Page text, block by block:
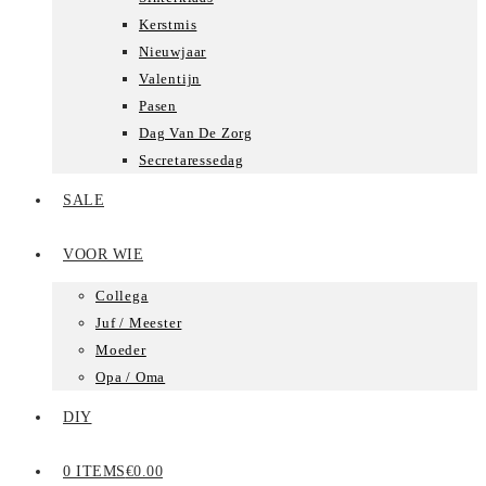
Kerstmis
Nieuwjaar
Valentijn
Pasen
Dag Van De Zorg
Secretaressedag
SALE
VOOR WIE
Collega
Juf / Meester
Moeder
Opa / Oma
DIY
0 ITEMS€0.00